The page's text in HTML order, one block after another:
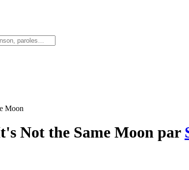
Moon
Not the Same Moon par